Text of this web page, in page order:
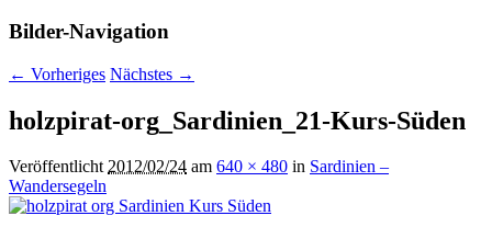
Bilder-Navigation
← Vorheriges Nächstes →
holzpirat-org_Sardinien_21-Kurs-Süden
Veröffentlicht2012/02/24 am 640 × 480 in Sardinien –
Wandersegeln